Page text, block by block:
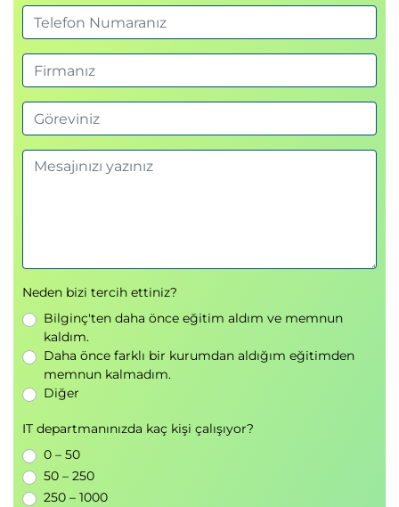
Veri İşleme ve Hazırlama
Veri Türleri ve Veri Yönetimi
Yapısal ve yapısal olmayan veriler
Veri toplama süreçleri
Veri depolama stratejileri
AWS Veri Depolama Servisleri
Keşifsel Veri Analizi (EDA)
Veri keşfi
Veri görselleştirme
Veri kalitesi analizi
Veri Dönüştürme ve Özellik
Mühendisliği
Veri Temizleme
Eksik veri yönetimi
Neden bizi tercih ettiniz?
Bilginç'ten daha önce eğitim aldım ve memnun
kaldım.
Daha önce farklı bir kurumdan aldığım eğitimden
memnun kalmadım.
Diğer
IT departmanınızda kaç kişi çalışıyor?
0 – 50
50 – 250
250 – 1000